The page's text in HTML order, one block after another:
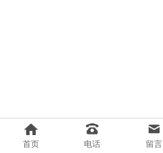
首页 电话 留言